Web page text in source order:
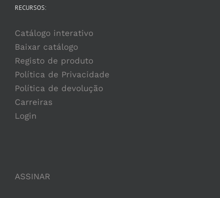
RECURSOS:
Catálogo interativo
Baixar catálogo
Registo de produto
Política de Privacidade
Política de devolução
Carreiras
Login
ASSINAR